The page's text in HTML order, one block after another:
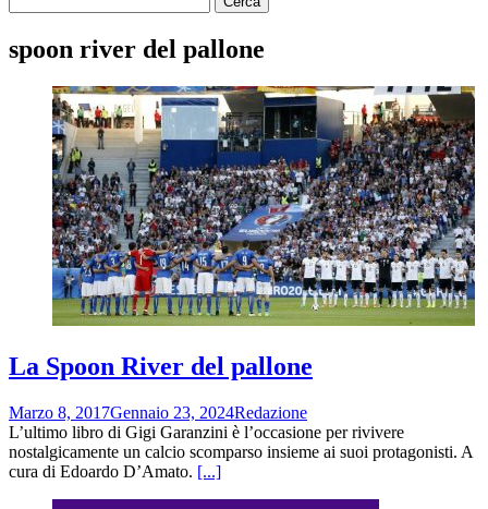
spoon river del pallone
La Spoon River del pallone
Marzo 8, 2017Gennaio 23, 2024Redazione
L’ultimo libro di Gigi Garanzini è l’occasione per rivivere
nostalgicamente un calcio scomparso insieme ai suoi protagonisti. A
cura di Edoardo D’Amato. [...]